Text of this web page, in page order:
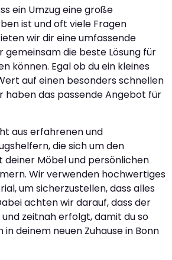
ein Umzug eine große
ist und oft viele Fragen
wir dir eine umfassende
gemeinsam die beste Lösung für
können. Egal ob du ein kleines
auf einen besonders schnellen
haben das passende Angebot für
aus erfahrenen und
die sich um den
Möbel und persönlichen
Wir verwenden hochwertiges
um sicherzustellen, dass alles
achten wir darauf, dass der
zeitnah erfolgt, damit du so
deinem neuen Zuhause in Bonn